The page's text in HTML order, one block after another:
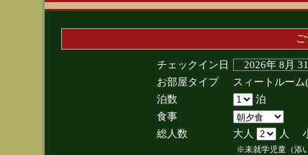
チェックイン日
2026年 8月
お部屋タイプ
スィートルー
泊数
泊
食事
総人数
大人 人
※未就学児童（添